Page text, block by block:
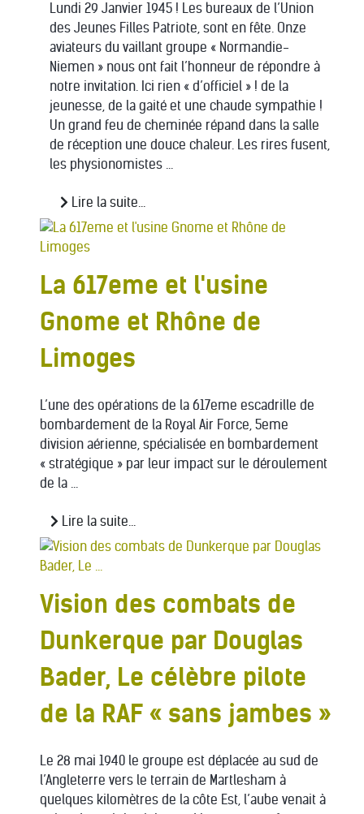
Lundi 29 Janvier 1945 ! Les bureaux de l’Union
des Jeunes Filles Patriote, sont en fête. Onze
aviateurs du vaillant groupe « Normandie-
Niemen » nous ont fait l’honneur de répondre à
notre invitation. Ici rien « d’officiel » ! de la
jeunesse, de la gaité et une chaude sympathie !
Un grand feu de cheminée répand dans la salle
de réception une douce chaleur. Les rires fusent,
les physionomistes ...
Lire la suite...
La 617eme et l'usine
Gnome et Rhône de
Limoges
L’une des opérations de la 617eme escadrille de
bombardement de la Royal Air Force, 5eme
division aérienne, spécialisée en bombardement
« stratégique » par leur impact sur le déroulement
de la ...
Lire la suite...
Vision des combats de
Dunkerque par Douglas
Bader, Le célèbre pilote
de la RAF « sans jambes »
Le 28 mai 1940 le groupe est déplacée au sud de
l’Angleterre vers le terrain de Martlesham à
quelques kilomètres de la côte Est, l’aube venait à